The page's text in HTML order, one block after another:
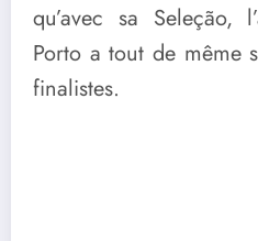
qu’avec sa Seleção,
Porto a tout de même
finalistes.